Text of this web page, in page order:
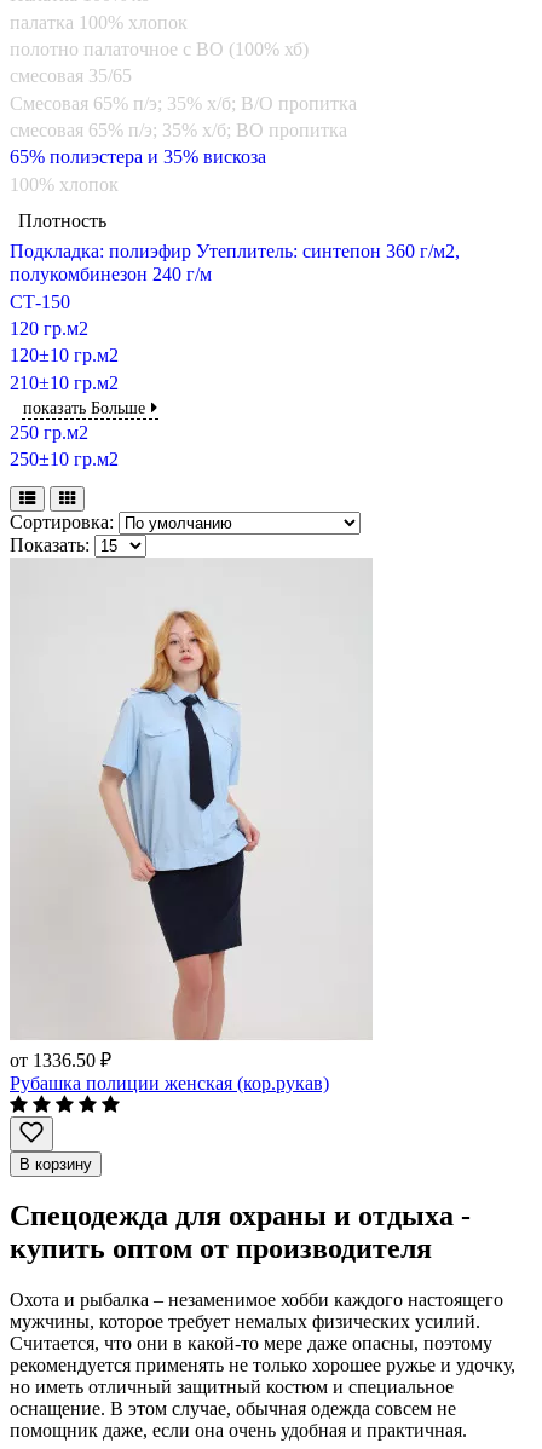
палатка 100% хлопок
полотно палаточное с ВО (100% хб)
смесовая 35/65
Смесовая 65% п/э; 35% х/б; В/О пропитка
смесовая 65% п/э; 35% х/б; ВО пропитка
65% полиэстера и 35% вискоза
100% хлопок
Плотность
Подкладка: полиэфир Утеплитель: синтепон 360 г/м2,
полукомбинезон 240 г/м
СТ-150
120 гр.м2
120±10 гр.м2
210±10 гр.м2
показать Больше
250 гр.м2
250±10 гр.м2
Сортировка:
Показать:
от 1336.50 ₽
Рубашка полиции женская (кор.рукав)
В корзину
Спецодежда для охраны и отдыха -
купить оптом от производителя
Охота и рыбалка – незаменимое хобби каждого настоящего
мужчины, которое требует немалых физических усилий.
Считается, что они в какой-то мере даже опасны, поэтому
рекомендуется применять не только хорошее ружье и удочку,
но иметь отличный защитный костюм и специальное
оснащение. В этом случае, обычная одежда совсем не
помощник даже, если она очень удобная и практичная.